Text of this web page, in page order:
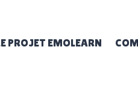
PROJET EMOLEARN